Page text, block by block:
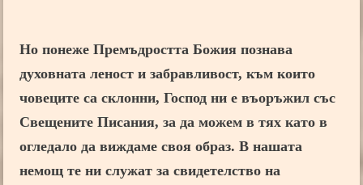
Но понеже Премъдростта Божия познава
духовната леност и забравливост, към които
човеците са склонни, Господ ни е въоръжил със
Свещените Писания, за да можем в тях като в
огледало да виждаме своя образ. В нашата
немощ те ни служат за свидетелство на